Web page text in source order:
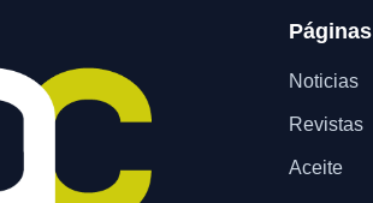
Páginas
Noticias
Revistas
Aceite